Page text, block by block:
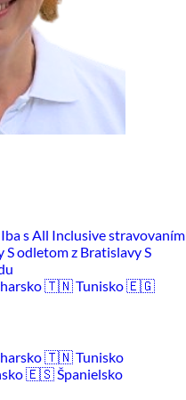
Iba s All Inclusive stravovaním
S odletom z BratislavyS
🇹🇳 Tunisko🇪🇬
🇹🇳 Tunisko
🇪🇸 Španielsko
vybrané